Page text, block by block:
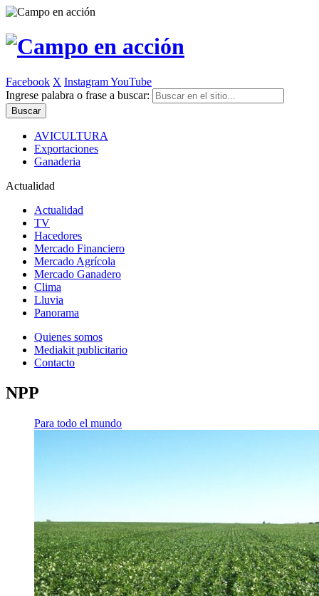
Facebook X InstagramYouTube
Ingrese palabra o frase a buscar:
AVICULTURA
Exportaciones
Ganaderia
Actualidad
Actualidad
TV
Hacedores
Mercado Financiero
Mercado Agrícola
Mercado Ganadero
Clima
Lluvia
Panorama
Quienes somos
Mediakit publicitario
Contacto
NPP
Para todo el mundo